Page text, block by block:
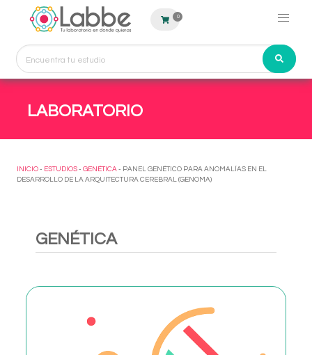
0
LABORATORIO
INICIO - ESTUDIOS - GENÉTICA - PANEL GENÉTICO PARA ANOMALÍAS EN EL
DESARROLLO DE LA ARQUITECTURA CEREBRAL (GENOMA)
GENÉTICA